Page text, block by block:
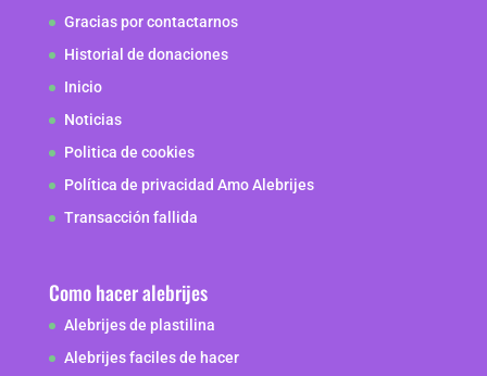
Gracias por contactarnos
Historial de donaciones
Inicio
Noticias
Politica de cookies
Política de privacidad Amo Alebrijes
Transacción fallida
Como hacer alebrijes
Alebrijes de plastilina
Alebrijes faciles de hacer